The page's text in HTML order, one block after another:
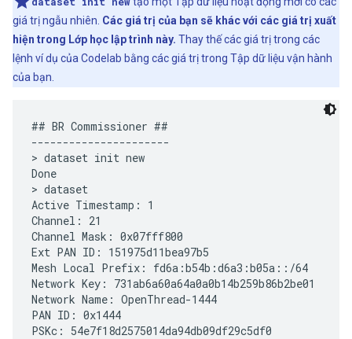
giá trị ngẫu nhiên. Các giá trị của bạn sẽ khác với các giá trị xuất
hiện trong Lớp học lập trình này. Thay thế các giá trị trong các
lệnh ví dụ của Codelab bằng các giá trị trong Tập dữ liệu vận hành
của bạn.
## BR Commissioner ##
----------------------
> dataset init new
Done
> dataset
Active Timestamp: 1
Channel: 21
Channel Mask: 0x07fff800
Ext PAN ID: 151975d11bea97b5
Mesh Local Prefix: fd6a:b54b:d6a3:b05a::/64
Network Key: 731ab6a60a64a0a0b14b259b86b2be01
Network Name: OpenThread-1444
PAN ID: 0x1444
PSKc: 54e7f18d2575014da94db09df29c5df0